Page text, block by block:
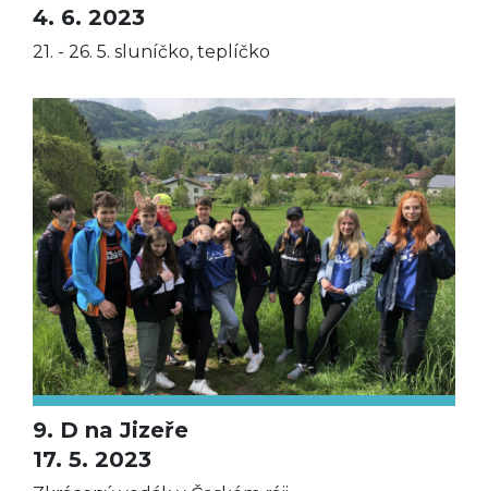
4. 6. 2023
21. - 26. 5. sluníčko, teplíčko
9. D na Jizeře
17. 5. 2023